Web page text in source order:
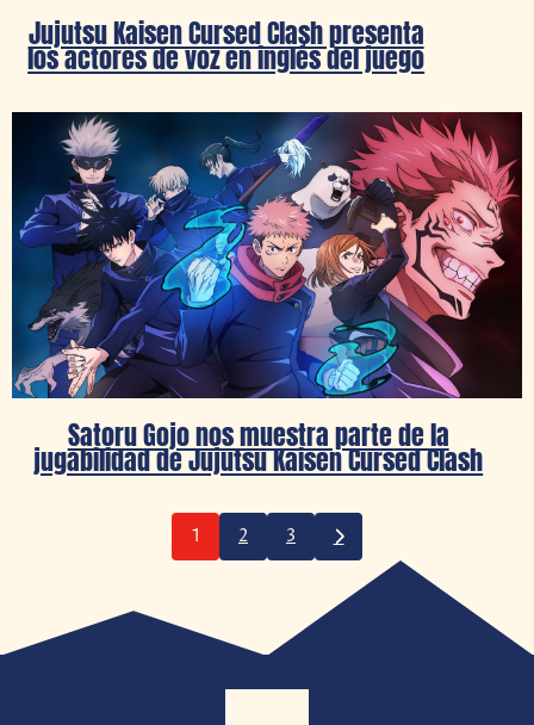
Jujutsu Kaisen Cursed Clash presenta
los actores de voz en inglés del juego
Satoru Gojo nos muestra parte de la
jugabilidad de Jujutsu Kaisen Cursed Clash
1 2 3